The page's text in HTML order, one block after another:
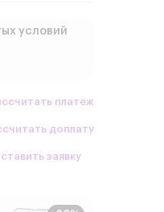
условий
платеж
доплату
заявку